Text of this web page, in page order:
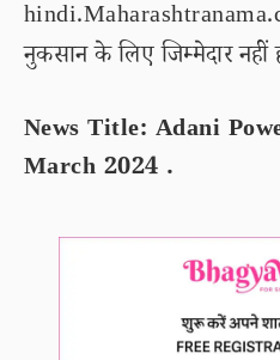
नुकसान के लिए जिम्मेदार नहीं
News Title: Adani
March 2024 .